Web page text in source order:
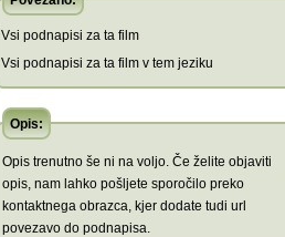
Vsi podnapisi za ta film
Vsi podnapisi za ta film v tem jeziku
Opis:
Opis trenutno še ni na voljo. Če želite objaviti
opis, nam lahko pošljete sporočilo preko
kontaktnega obrazca, kjer dodate tudi url
povezavo do podnapisa.